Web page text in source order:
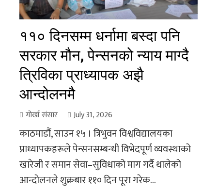
११० दिनसम्म धर्नामा बस्दा पनि
सरकार मौन, पेन्सनको न्याय माग्दै
त्रिविका प्राध्यापक अझै
आन्दोलनमै
गोर्खा संसार July 31, 2026
काठमाडौं, साउन १५ । त्रिभुवन विश्वविद्यालयका
प्राध्यापकहरूले पेन्सनसम्बन्धी विभेदपूर्ण व्यवस्थाको
खारेजी र समान सेवा–सुविधाको माग गर्दै थालेको
आन्दोलनले शुक्रबार ११० दिन पूरा गरेक...